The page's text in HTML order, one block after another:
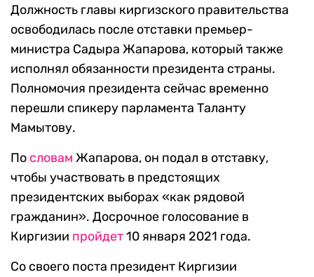
Должность главы киргизского правительства
освободилась после отставки премьер-
министра Садыра Жапарова, который также
исполнял обязанности президента страны.
Полномочия президента сейчас временно
перешли спикеру парламента Таланту
Мамытову.
По словам Жапарова, он подал в отставку,
чтобы участвовать в предстоящих
президентских выборах «как рядовой
гражданин». Досрочное голосование в
Киргизии пройдет10 января 2021 года.
Со своего поста президент Киргизии